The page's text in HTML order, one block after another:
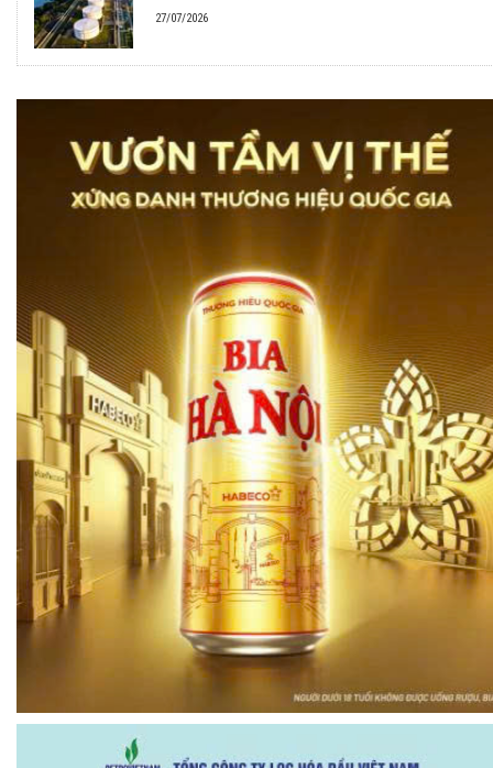
27/07/2026